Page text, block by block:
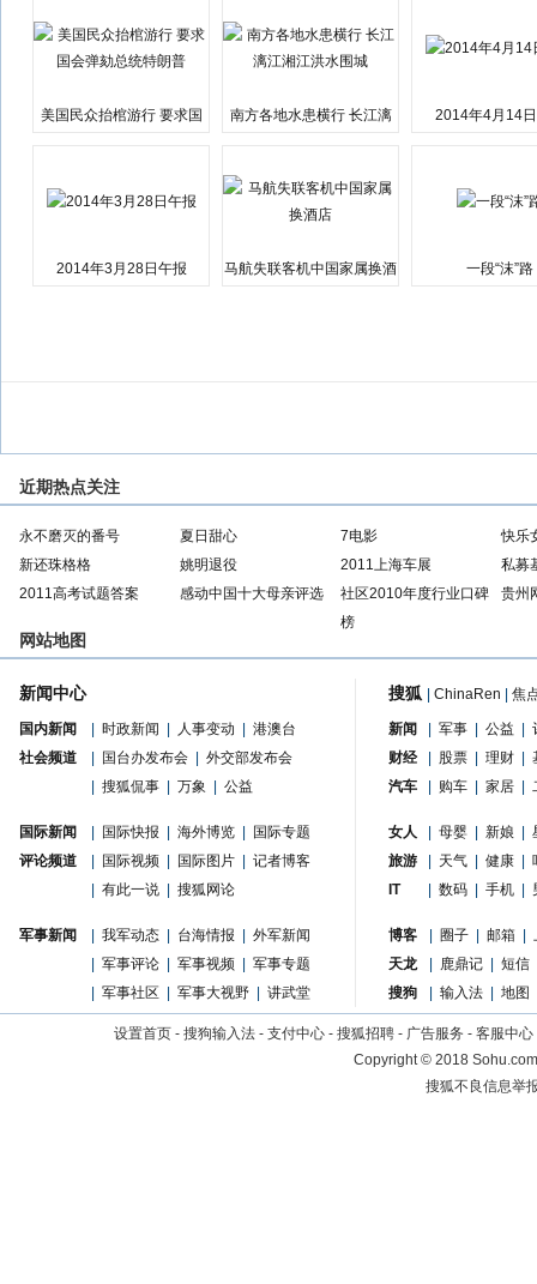
美国民众抬棺游行 要求国
南方各地水患横行 长江漓
2014年4月14
2014年3月28日午报
马航失联客机中国家属换酒
一段“沫”路
近期热点关注
永不磨灭的番号 夏日甜心 7电影
快乐
新还珠格格
姚明退役 2011上海车展
私募
2011高考试题答案
感动中国十大母亲评选
社区2010年度行业口碑
榜
贵州
网站地图
新闻中心
国内新闻 时政新闻 人事变动
港澳台
国台办发布会 外交部发布会
社会频道
搜狐侃事 万象 公益
国际新闻 国际快报 海外博览
国际专题
国际视频 国际图片 记者博客
评论频道
有此一说 搜狐网论
军事新闻 我军动态 台海情报
外军新闻
军事评论 军事视频
军事专题
军事社区 军事大视野 讲武堂
搜狐 ChinaRen 焦
新闻 军事 公益
财经
股票 理财
汽车
购车 家居
女人 母婴 新娘
旅游
天气 健康
IT
数码 手机
博客 圈子 邮箱
天龙
鹿鼎记
短信
搜狗
输入法 地图
设置首页 - 搜狗输入法 - 支付中心 - 搜狐招聘 - 广告服务 - 客服中心
Copyright©2018
搜狐不良信息举